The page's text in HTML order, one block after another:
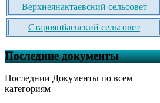
Верхнеянактаевский сельсовет
Староянбаевский сельсовет
Последние документы
Последнии Документы по всем
категориям